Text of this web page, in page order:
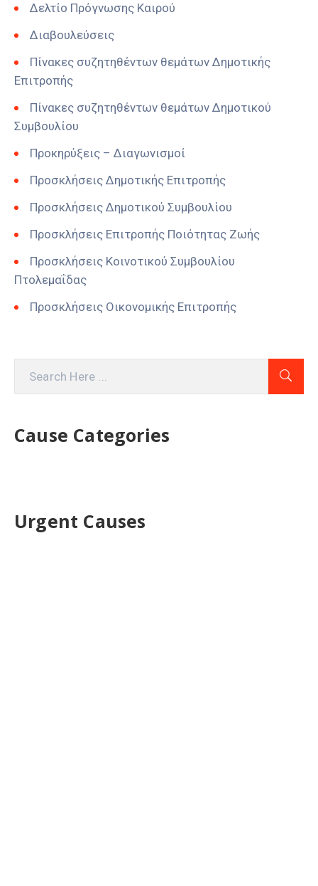
Δελτίο Πρόγνωσης Καιρού
Διαβουλεύσεις
Πίνακες συζητηθέντων θεμάτων Δημοτικής
Επιτροπής
Πίνακες συζητηθέντων θεμάτων Δημοτικού
Συμβουλίου
Προκηρύξεις – Διαγωνισμοί
Προσκλήσεις Δημοτικής Επιτροπής
Προσκλήσεις Δημοτικού Συμβουλίου
Προσκλήσεις Επιτροπής Ποιότητας Ζωής
Προσκλήσεις Κοινοτικού Συμβουλίου
Πτολεμαΐδας
Προσκλήσεις Οικονομικής Επιτροπής
Cause Categories
Urgent Causes